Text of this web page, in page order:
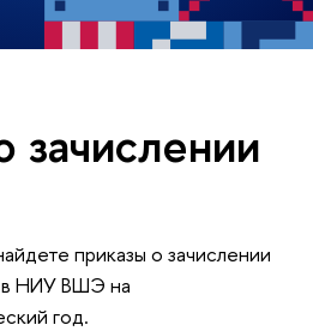
зачислении
приказы о зачислении
в НИУ ВШЭ на
год.